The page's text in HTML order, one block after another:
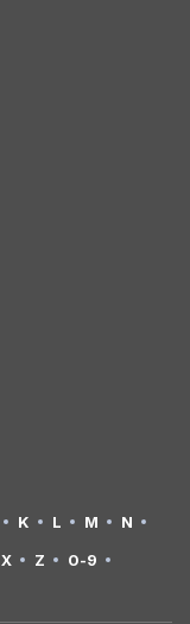
K L M
N
X Z 0-9